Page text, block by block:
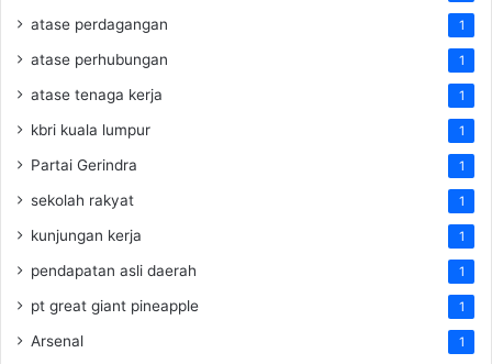
atase perdagangan 1
atase perhubungan 1
atase tenaga kerja 1
kbri kuala lumpur 1
Partai Gerindra 1
sekolah rakyat 1
kunjungan kerja 1
pendapatan asli daerah 1
pt great giant pineapple 1
Arsenal 1